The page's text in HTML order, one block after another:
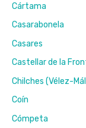
Cártama
Casarabonela
Casares
Castellar de la
Chilches (Vélez-
Coín
Cómpeta